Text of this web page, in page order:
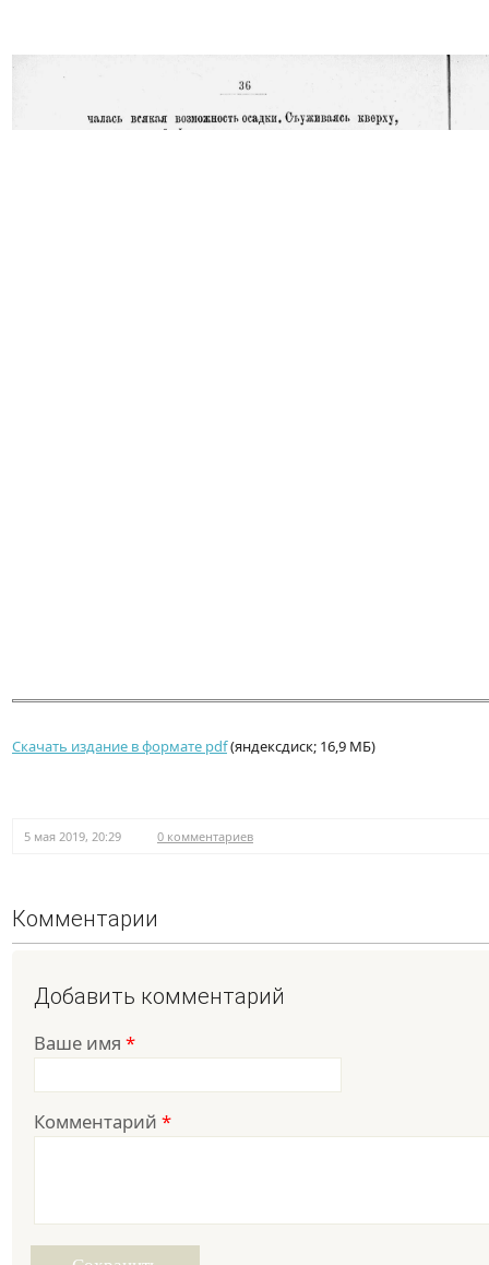
Скачать издание в формате pdf(яндексдиск; 16,9 МБ)
5 мая 2019, 20:29 0 комментариев
Комментарии
Добавить комментарий
Ваше имя *
Комментарий *